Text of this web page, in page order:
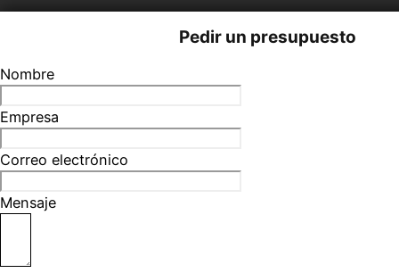
Pedir un presupuesto
Nombre
Empresa
Correo electrónico
Mensaje